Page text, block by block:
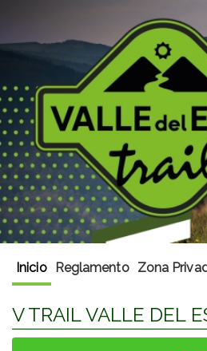
Inicio Reglamento Zona
V TRAIL VALLE DEL